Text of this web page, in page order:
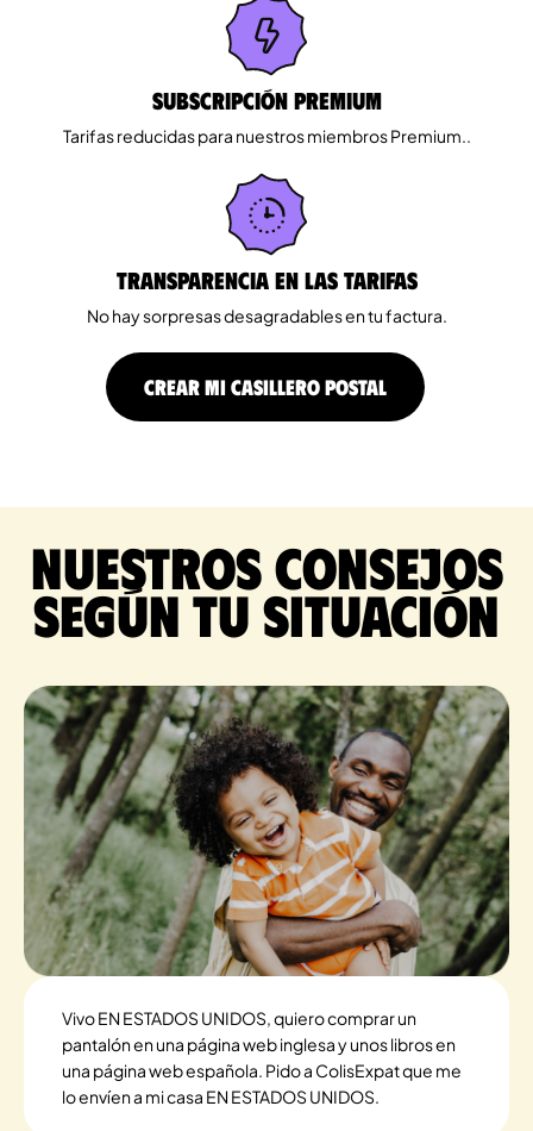
Subscripción Premium
Tarifas reducidas para nuestros miembros Premium..
Transparencia en las tarifas
No hay sorpresas desagradables en tu factura.
CREAR MI CASILLERO POSTAL
Nuestros consejos
según tu situación
Vivo EN ESTADOS UNIDOS, quiero comprar un
pantalón en una página web inglesa y unos libros en
una página web española. Pido a ColisExpat que me
lo envíen a mi casa EN ESTADOS UNIDOS.